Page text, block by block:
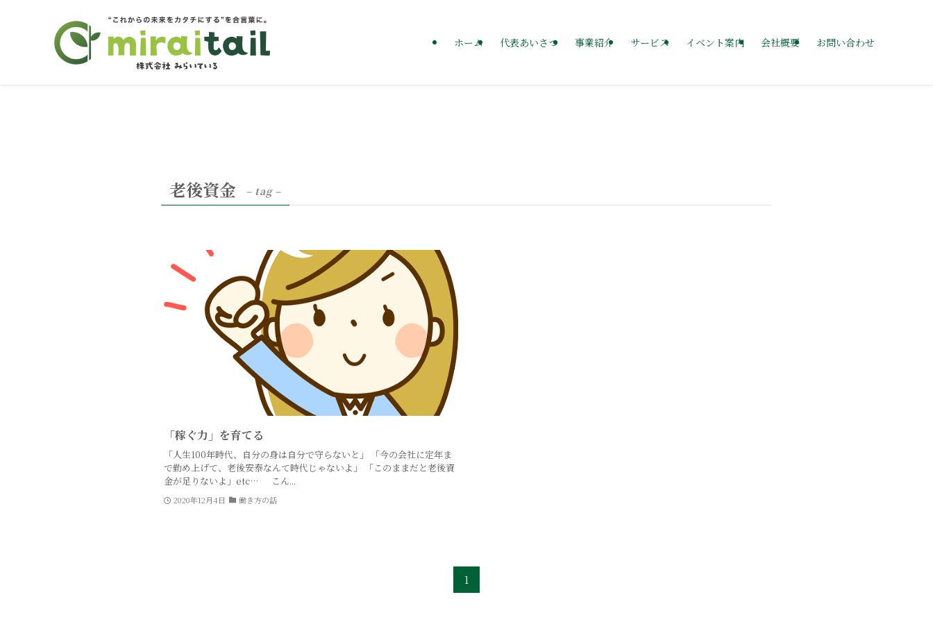
ホーム 代表あいさつ 事業紹介 サービス イベント案内 会社概要 お問い合わせ
老後資金 – tag –
「稼ぐ力」を育てる
「人生100年時代、自分の身は自分で守らないと」 「今の会社に定年ま
で勤め上げて、老後安泰なんて時代じゃないよ」 「このままだと老後資
金が足りないよ」etc… こん...
2020年12月4日 働き方の話
1